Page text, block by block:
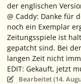
der englischen
@ Caddy: Danke für
noch ein Exemplar
Zeitungsspiele ist
gepatcht sind. Bei
langen Zeit nicht
EDIT: Gekauft, jetzt
Bearbeitet (14.